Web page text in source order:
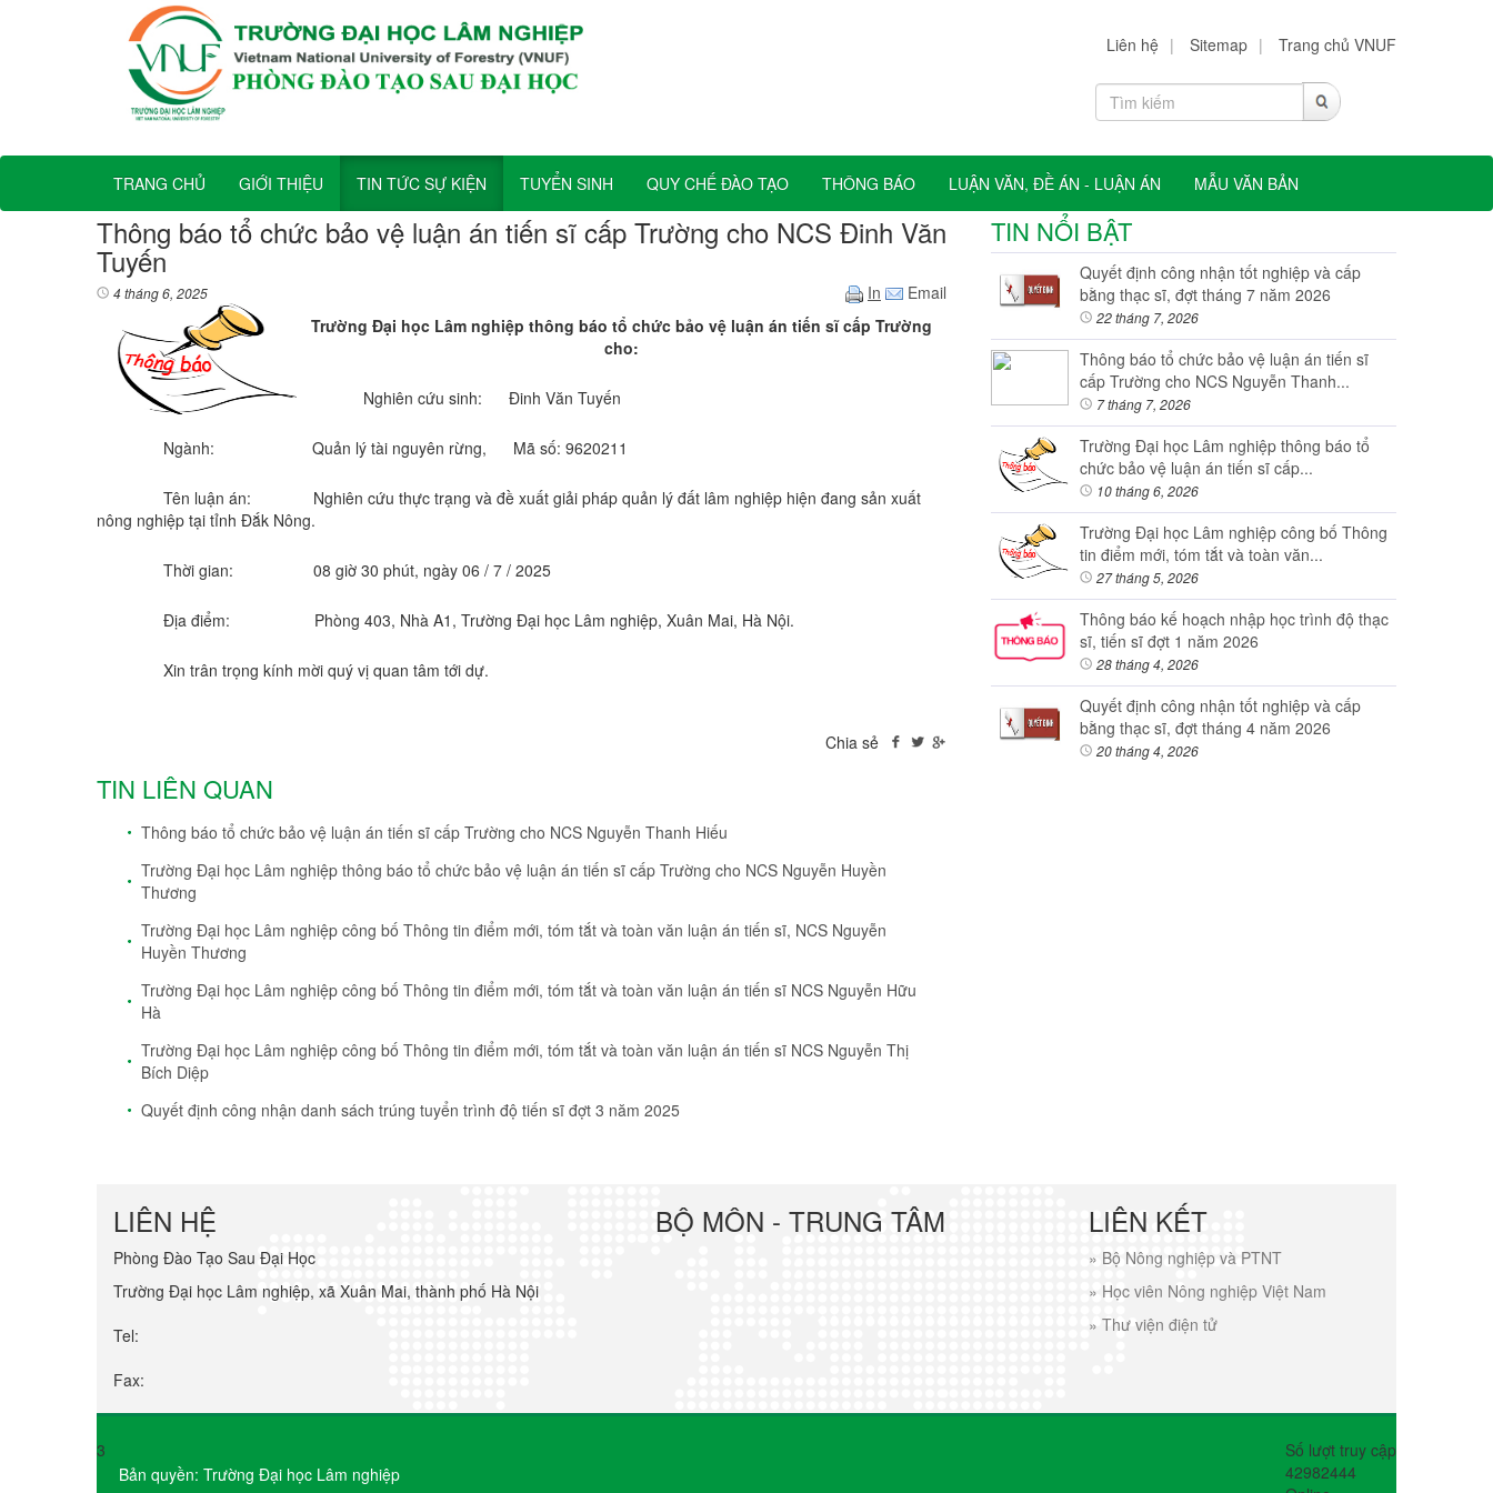
Liên hệ | Sitemap | Trang chủ VNUF
TRANG CHỦ GIỚI THIỆU TIN TỨC SỰ KIỆN TUYỂN SINH QUY CHẾ ĐÀO TẠO THÔNG BÁO LUẬN VĂN, ĐỀ ÁN - LUẬN ÁN MẪU VĂN BẢN
Thông báo tổ chức bảo vệ luận án tiến sĩ cấp Trường cho NCS Đinh Văn
Tuyến
4 tháng 6, 2025 In
Email
Trường Đại học Lâm nghiệp thông báo tổ chức bảo vệ luận án tiến sĩ cấp Trường
cho:
Nghiên cứu sinh: Đinh Văn Tuyến
Ngành: Quản lý tài nguyên rừng, Mã số: 9620211
Tên luận án: Nghiên cứu thực trạng và đề xuất giải pháp quản lý đất lâm nghiệp hiện đang sản xuất
nông nghiệp tại tỉnh Đắk Nông.
Thời gian: 08 giờ 30 phút, ngày 06 / 7 / 2025
Địa điểm: Phòng 403, Nhà A1, Trường Đại học Lâm nghiệp, Xuân Mai, Hà Nội.
Xin trân trọng kính mời quý vị quan tâm tới dự.
Chia sẻ
TIN LIÊN QUAN
Thông báo tổ chức bảo vệ luận án tiến sĩ cấp Trường cho NCS Nguyễn Thanh Hiếu
Trường Đại học Lâm nghiệp thông báo tổ chức bảo vệ luận án tiến sĩ cấp Trường cho NCS Nguyễn Huyền
Thương
Trường Đại học Lâm nghiệp công bố Thông tin điểm mới, tóm tắt và toàn văn luận án tiến sĩ, NCS Nguyễn
Huyền Thương
Trường Đại học Lâm nghiệp công bố Thông tin điểm mới, tóm tắt và toàn văn luận án tiến sĩ NCS Nguyễn Hữu
Hà
Trường Đại học Lâm nghiệp công bố Thông tin điểm mới, tóm tắt và toàn văn luận án tiến sĩ NCS Nguyễn Thị
Bích Diệp
Quyết định công nhận danh sách trúng tuyển trình độ tiến sĩ đợt 3 năm 2025
TIN NỔI BẬT
Quyết định công nhận tốt nghiệp và cấp
bằng thạc sĩ, đợt tháng 7 năm 2026
22 tháng 7, 2026
Thông báo tổ chức bảo vệ luận án tiến sĩ
cấp Trường cho NCS Nguyễn Thanh...
7 tháng 7, 2026
Trường Đại học Lâm nghiệp thông báo tổ
chức bảo vệ luận án tiến sĩ cấp...
10 tháng 6, 2026
Trường Đại học Lâm nghiệp công bố Thông
tin điểm mới, tóm tắt và toàn văn...
27 tháng 5, 2026
Thông báo kế hoạch nhập học trình độ thạc
sĩ, tiến sĩ đợt 1 năm 2026
28 tháng 4, 2026
Quyết định công nhận tốt nghiệp và cấp
bằng thạc sĩ, đợt tháng 4 năm 2026
20 tháng 4, 2026
LIÊN HỆ
Phòng Đào Tạo Sau Đại Học
Trường Đại học Lâm nghiệp, xã Xuân Mai, thành phố Hà Nội
Tel:
Fax:
BỘ MÔN - TRUNG TÂM LIÊN KẾT
» Bộ Nông nghiệp và PTNT
» Học viên Nông nghiệp Việt Nam
» Thư viện điện tử
3
Bản quyền: Trường Đại học Lâm nghiệp
Số lượt truy cập
42982444